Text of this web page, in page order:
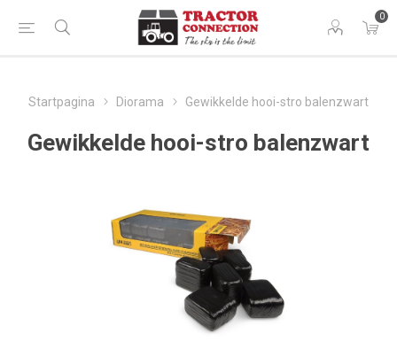
0
Startpagina Diorama Gewikkelde hooi-stro balenzwart
Gewikkelde hooi-stro balenzwart